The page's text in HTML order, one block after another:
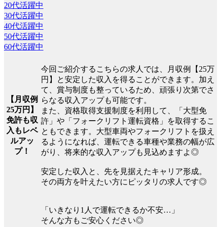
20代活躍中
30代活躍中
40代活躍中
50代活躍中
60代活躍中
【月収例
25万円】
免許も収
入もレベ
ルアッ
プ！
今回ご紹介するこちらの求人では、月収例【25万
円】と安定した収入を得ることができます。加え
て、賞与制度も整っているため、頑張り次第でさ
らなる収入アップも可能です。
また、資格取得支援制度を利用して、「大型免
許」や「フォークリフト運転資格」を取得するこ
ともできます。大型車両やフォークリフトを扱え
るようになれば、運転できる車種や業務の幅が広
がり、将来的な収入アップも見込めますよ◎
安定した収入と、先を見据えたキャリア形成。
その両方を叶えたい方にピッタリの求人です◎
「いきなり1人で運転できるか不安…」
そんな方もご安心ください◎